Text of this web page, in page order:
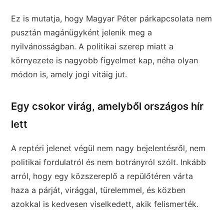
Ez is mutatja, hogy Magyar Péter párkapcsolata nem
pusztán magánügyként jelenik meg a
nyilvánosságban. A politikai szerep miatt a
környezete is nagyobb figyelmet kap, néha olyan
módon is, amely jogi vitáig jut.
Egy csokor virág, amelyből országos hír
lett
A reptéri jelenet végül nem nagy bejelentésről, nem
politikai fordulatról és nem botrányról szólt. Inkább
arról, hogy egy közszereplő a repülőtéren várta
haza a párját, virággal, türelemmel, és közben
azokkal is kedvesen viselkedett, akik felismerték.